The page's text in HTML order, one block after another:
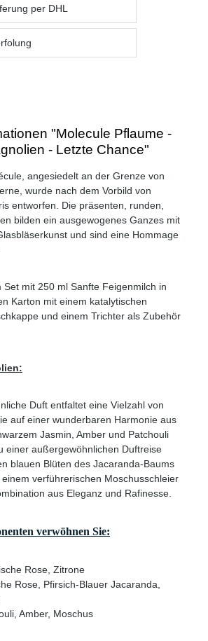
per DHL
"Molecule Pflaume -
- Letzte Chance"
angesiedelt an der Grenze von
wurde nach dem Vorbild von
entworfen. Die präsenten, runden,
bilden ein ausgewogenes Ganzes mit
und sind eine Hommage
Set mit 250 ml Sanfte Feigenmilch in
Karton mit einem katalytischen
und einem Trichter als Zubehör
Duft entfaltet eine Vielzahl von
auf einer wunderbaren Harmonie aus
Jasmin, Amber und Patchouli
einer außergewöhnlichen Duftreise
blauen Blüten des Jacaranda-Baums
verführerischen Moschusschleier
aus Eleganz und Rafinesse.
verwöhnen Sie:
Rose, Zitrone
Rose, Pfirsich-Blauer Jacaranda,
Amber, Moschus